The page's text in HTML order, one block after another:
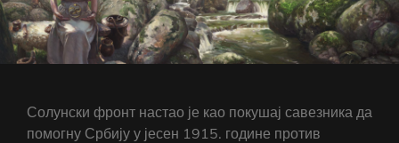
Солунски фронт настао је као покушај савезника да
помогну Србију у јесен 1915. године против